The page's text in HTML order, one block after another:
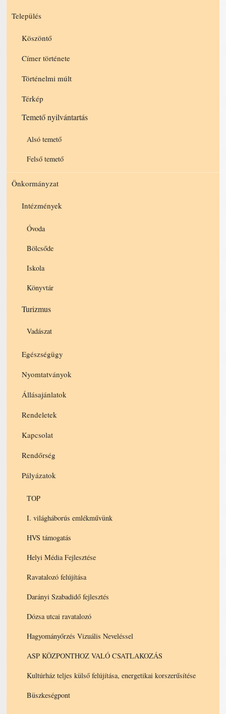
Település
Köszöntő
Címer története
Történelmi múlt
Térkép
Temető nyilvántartás
Alsó temető
Felső temető
Önkormányzat
Intézmények
Óvoda
Bölcsőde
Iskola
Könyvtár
Turizmus
Vadászat
Egészségügy
Nyomtatványok
Állásajánlatok
Rendeletek
Kapcsolat
Rendőrség
Pályázatok
TOP
I. világháborús emlékművünk
HVS támogatás
Helyi Média Fejlesztése
Ravatalozó felújítása
Darányi Szabadidő fejlesztés
Dózsa utcai ravatalozó
Hagyományőrzés Vizuális Neveléssel
ASP KÖZPONTHOZ VALÓ CSATLAKOZÁS
Kultúrház teljes külső felújítása, energetikai korszerűsítése
Büszkeségpont